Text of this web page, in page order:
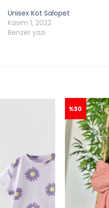
Unisex Kot Salopet
Kasım 1, 2022
Benzer yazı
%30